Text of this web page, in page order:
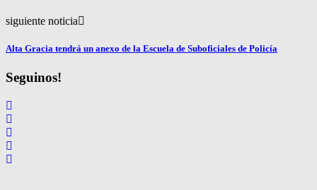
siguiente noticia
Alta Gracia tendrá un anexo de la Escuela de Suboficiales de Policía
Seguinos!